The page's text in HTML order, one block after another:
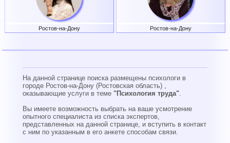
Ростов-на-Дону Ростов-на-Дону
На данной странице поиска размещены психологи в
городе Ростов-на-Дону (Ростовская область) ,
оказывающие услуги в теме "Психология труда".
Вы имеете возможность выбрать на ваше усмотрение
опытного специалиста из списка экспертов,
представленных на данной странице, и вступить в контакт
с ним по указанным в его анкете способам связи.